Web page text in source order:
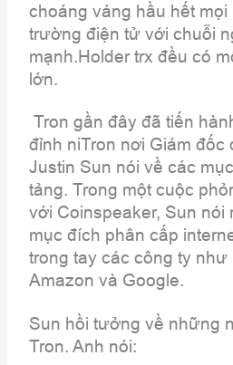
choáng váng hầu hết
trường điện tử với chuỗi
mạnh.Holder trx đều có
lớn.
Tron gần đây đã tiến
đỉnh niTron nơi Giám đốc
Justin Sun nói về các
tảng. Trong một cuộc
với Coinspeaker, Sun nói
mục đích phân cấp
trong tay các công ty như
Amazon và Google.
Sun hồi tưởng về những
Tron. Anh nói: